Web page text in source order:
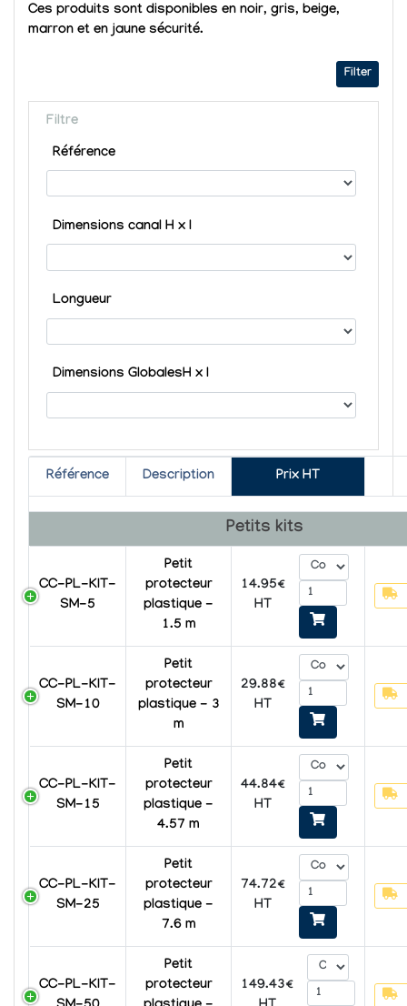
Ces produits sont disponibles en noir, gris, beige,
marron et en jaune sécurité.
Filter
Filtre
Référence
Dimensions canal H x l
Longueur
Dimensions GlobalesH x l
Référence Description Prix HT
Petits kits
CC-PL-KIT-
SM-5
Petit
protecteur
plastique -
1.5 m
14.95€
HT
CC-PL-KIT-
SM-10
Petit
protecteur
plastique - 3
m
29.88€
HT
CC-PL-KIT-
SM-15
Petit
protecteur
plastique -
4.57 m
44.84€
HT
CC-PL-KIT-
SM-25
Petit
protecteur
plastique -
7.6 m
74.72€
HT
CC-PL-KIT-
Petit
protecteur
149.43€